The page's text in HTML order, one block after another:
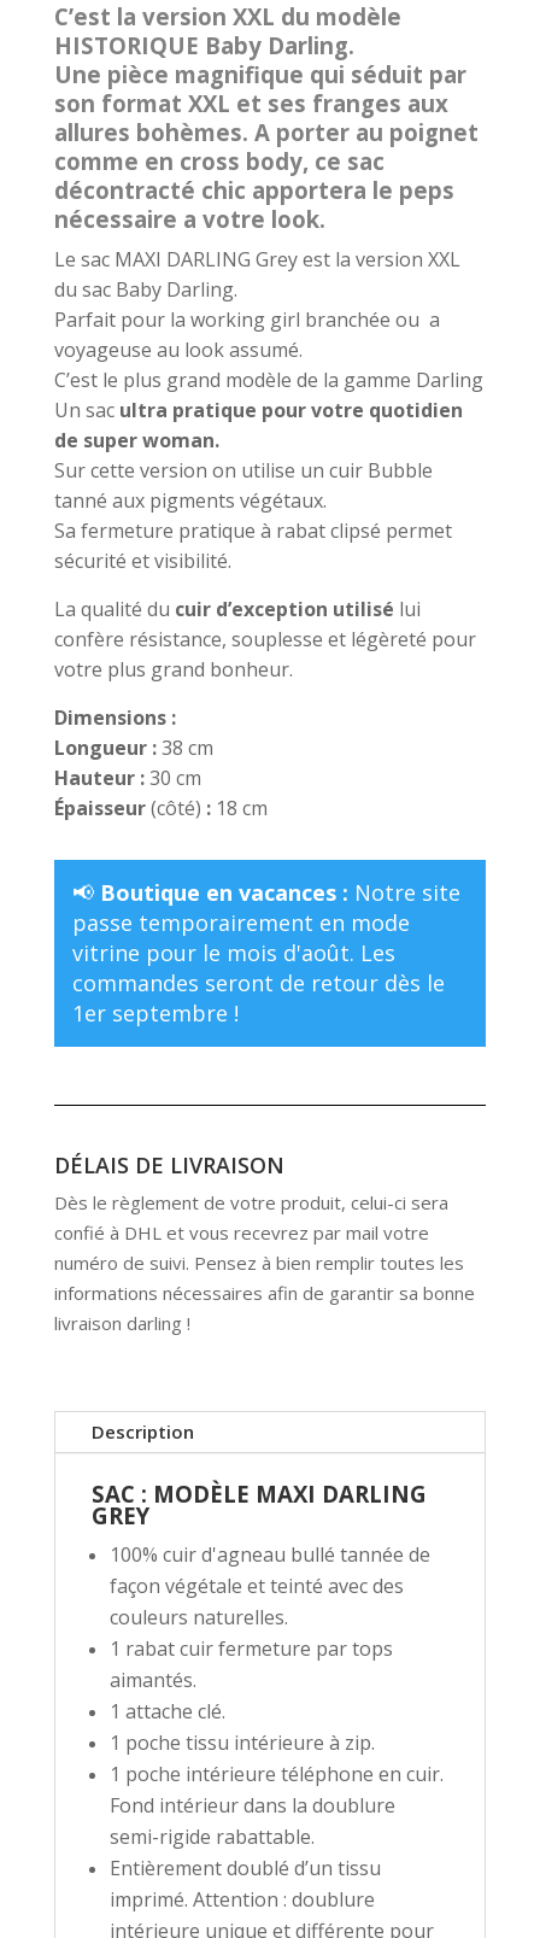
C’est la version XXL du modèle
HISTORIQUE Baby Darling.
Une pièce magnifique qui séduit par
son format XXL et ses franges aux
allures bohèmes. A porter au poignet
comme en cross body, ce sac
décontracté chic apportera le peps
nécessaire a votre look.
Le sac MAXI DARLING Grey est la version XXL
du sac Baby Darling.
Parfait pour la working girl branchée ou a
voyageuse au look assumé.
C’est le plus grand modèle de la gamme Darling
Un sac ultra pratique pour votre quotidien
de super woman.
Sur cette version on utilise un cuir Bubble
tanné aux pigments végétaux.
Sa fermeture pratique à rabat clipsé permet
sécurité et visibilité.
La qualité du cuir d’exception utilisé lui
confère résistance, souplesse et légèreté pour
votre plus grand bonheur.
Dimensions :
Longueur :38 cm
Hauteur :30 cm
Épaisseur(côté) :18 cm
📢 Boutique en vacances : Notre site
passe temporairement en mode
vitrine pour le mois d'août. Les
commandes seront de retour dès le
1er septembre !
DÉLAIS DE LIVRAISON
Dès le règlement de votre produit, celui-ci sera
confié à DHL et vous recevrez par mail votre
numéro de suivi. Pensez à bien remplir toutes les
informations nécessaires afin de garantir sa bonne
livraison darling !
Description
SAC : MODÈLE MAXI DARLING
GREY
100% cuir d'agneau bullé tannée de
façon végétale et teinté avec des
couleurs naturelles.
1 rabat cuir fermeture par tops
aimantés.
1 attache clé.
1 poche tissu intérieure à zip.
1 poche intérieure téléphone en cuir.
Fond intérieur dans la doublure
semi-rigide rabattable.
Entièrement doublé d’un tissu
imprimé. Attention : doublure
intérieure unique et différente pour